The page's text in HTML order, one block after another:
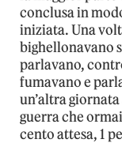
conclusa in
iniziata. Una
bighellonavano
parlavano,
fumavano e
un’altra
guerra che
cento attesa, 1